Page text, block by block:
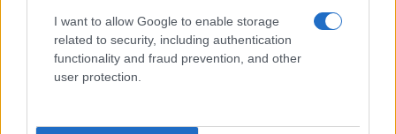
I want to allow Google to enable storage
related to security, including authentication
functionality and fraud prevention, and other
user protection.
Cómo disfrutar de festivales con respeto
al vecindario y al medio ambiente